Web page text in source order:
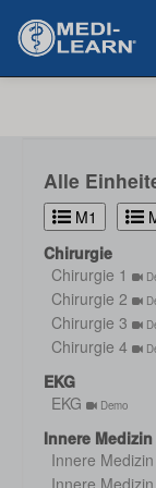
Alle
M1
Chirurgie
Chirurgie 1
Chirurgie 2
Chirurgie 3
Chirurgie 4
EKG
EKG
Demo
Innere Medizin
Innere Medizin
Innere